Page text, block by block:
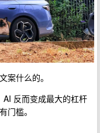
案什么的。
反而变成最大的杠杆
槛。